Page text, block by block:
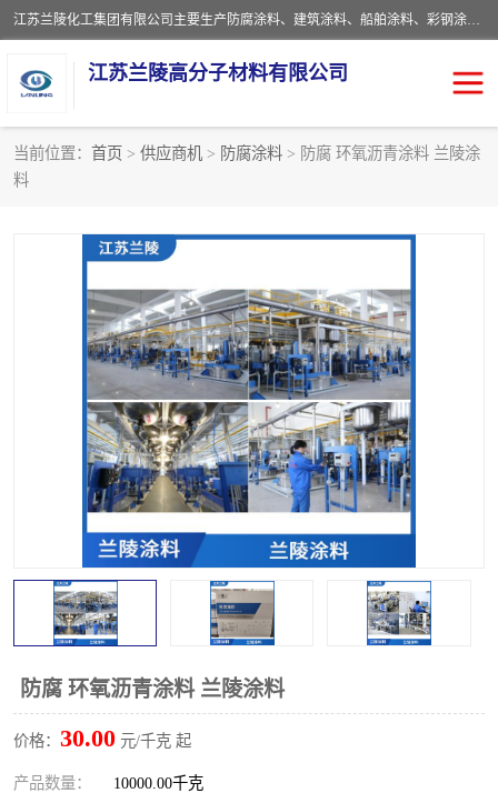
江苏兰陵化工集团有限公司主要生产防腐涂料、建筑涂料、船舶涂料、彩钢涂料、粉末涂料五大类产品，具备10 万吨年生产能力，可以提供优质精良的涂装施工服务，产品广销全国各地，大量出口亚非欧及拉美等国家。
江苏兰陵高分子材料有限公司
当前位置： 首页 > 供应商机 > 防腐涂料 > 防腐 环氧沥青涂料 兰陵涂
料
防腐 环氧沥青涂料 兰陵涂料
价格： 30.00 元/千克 起
产品数量： 10000.00千克
地坪涂料 内外墙涂料
船舶涂料 风电专用涂料
彩钢涂料 粉末涂料
聚脲涂料 流体机械专用涂料
建筑涂料